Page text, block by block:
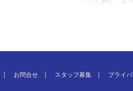
お問合せ スタッフ募集 プライ